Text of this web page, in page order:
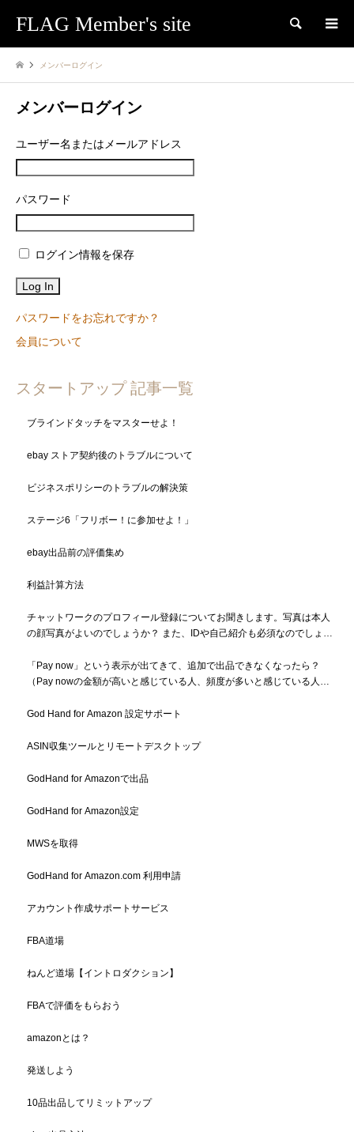
FLAG Member's site 検索
メンバーログイン
メンバーログイン
ユーザー名またはメールアドレス
パスワード
ログイン情報を保存
パスワードをお忘れですか？
会員について
スタートアップ 記事一覧
ブラインドタッチをマスターせよ！
ebay ストア契約後のトラブルについて
ビジネスポリシーのトラブルの解決策
ステージ6「フリボー！に参加せよ！」
ebay出品前の評価集め
利益計算方法
チャットワークのプロフィール登録についてお聞きします。写真は本人
の顔写真がよいのでしょうか？ また、IDや自己紹介も必須なのでしょう
「Pay now」という表示が出てきて、追加で出品できなくなったら？
（Pay nowの金額が高いと感じている人、頻度が多いと感じている人も
God Hand for Amazon 設定サポート
ASIN収集ツールとリモートデスクトップ
GodHand for Amazonで出品
GodHand for Amazon設定
MWSを取得
GodHand for Amazon.com 利用申請
アカウント作成サポートサービス
FBA道場
ねんど道場【イントロダクション】
FBAで評価をもらおう
amazonとは？
発送しよう
10品出品してリミットアップ